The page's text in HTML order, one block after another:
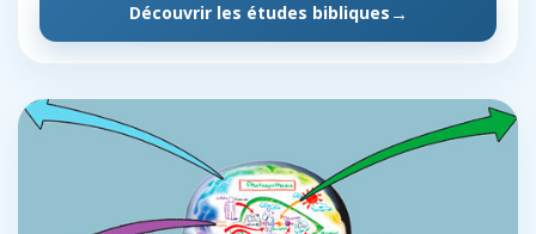
Découvrir les études bibliques